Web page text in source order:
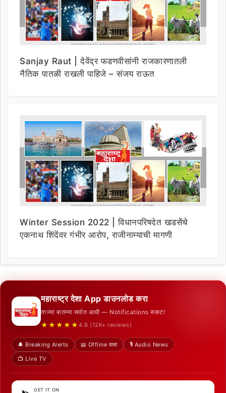
Sanjay Raut | देवेंद्र फडणवीसांनी राजकारणातली
नैतिक पातळी राखली पाहिजे – संजय राऊत
Winter Session 2022 | विधानपरिषदेत खडसेंचे
एकनाथ शिंदेंवर गंभीर आरोप, राजीनाम्याची मागणी
महाराष्ट्र देशा App डाउनलोड करा
ताज्या बातम्या सर्वात आधी — Notifications सकट!
★★★★★ 4.8 (12K+ reviews)
🔔 Breaking Alerts 📖 Offline वाचा
🎙️ Audio News
📺 Live TV
GET IT ON